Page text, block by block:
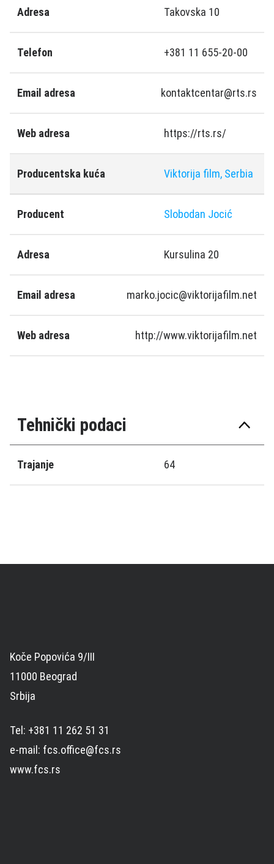
Adresa Takovska 10
Telefon +381 11 655-20-00
Email adresa kontaktcentar@rts.rs
Web adresa https://rts.rs/
Producentska kuća Viktorija film, Serbia
Producent Slobodan Jocić
Adresa Kursulina 20
Email adresa marko.jocic@viktorijafilm.net
Web adresa http://www.viktorijafilm.net
Tehnički podaci
Trajanje 64
Koče Popovića 9/III
11000 Beograd
Srbija
Tel: +381 11 262 51 31
e-mail: fcs.office@fcs.rs
www.fcs.rs